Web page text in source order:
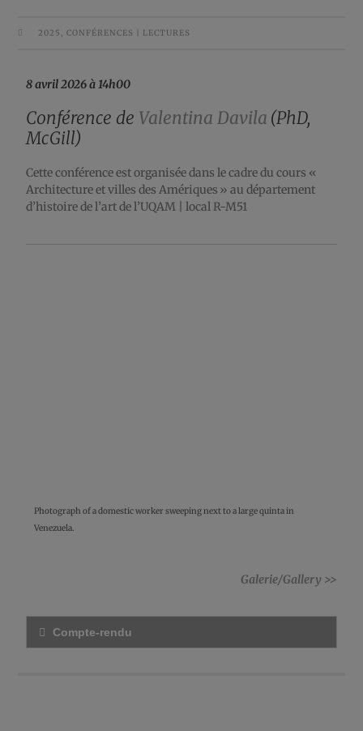
2025 ,CONFÉRENCES | LECTURES
8 avril 2026 à 14h00
Conférence de Valentina Davila (PhD,
McGill)
Cette conférence est organisée dans le cadre du cours «
Architecture et villes des Amériques » au département
d’histoire de l’art de l’UQAM | local R-M51
Photograph of a domestic worker sweeping next to a large quinta in
Venezuela.
Galerie/Gallery >>
Compte-rendu